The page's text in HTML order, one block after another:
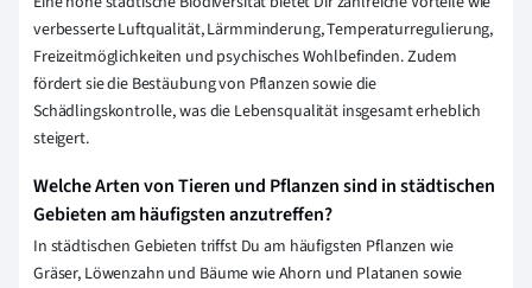
verbesserte Luftqualität, Lärmminderung, Temperaturregulierung,
Freizeitmöglichkeiten und psychisches Wohlbefinden. Zudem
fördert sie die Bestäubung von Pflanzen sowie die
Schädlingskontrolle, was die Lebensqualität insgesamt erheblich
steigert.
Welche Arten von Tieren und Pflanzen sind in städtischen
Gebieten am häufigsten anzutreffen?
In städtischen Gebieten triffst Du am häufigsten Pflanzen wie
Gräser, Löwenzahn und Bäume wie Ahorn und Platanen sowie